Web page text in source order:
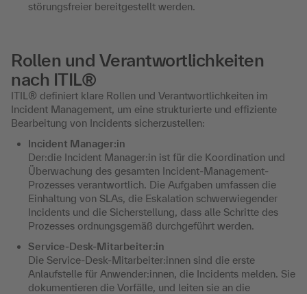
störungsfreier bereitgestellt werden.
Rollen und Verantwortlichkeiten
nach ITIL®
ITIL® definiert klare Rollen und Verantwortlichkeiten im
Incident Management, um eine strukturierte und effiziente
Bearbeitung von Incidents sicherzustellen:
Incident Manager:in
Der:die Incident Manager:in ist für die Koordination und
Überwachung des gesamten Incident-Management-
Prozesses verantwortlich. Die Aufgaben umfassen die
Einhaltung von SLAs, die Eskalation schwerwiegender
Incidents und die Sicherstellung, dass alle Schritte des
Prozesses ordnungsgemäß durchgeführt werden.
Service-Desk-Mitarbeiter:in
Die Service-Desk-Mitarbeiter:innen sind die erste
Anlaufstelle für Anwender:innen, die Incidents melden. Sie
dokumentieren die Vorfälle, und leiten sie an die